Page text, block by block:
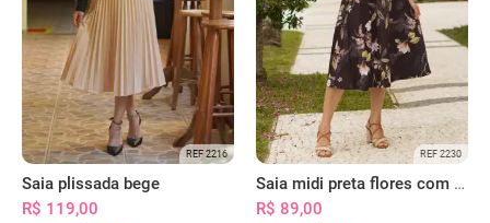
REF 2216
Saia plissada bege
R$ 119,00
REF 2230
Saia midi preta flores com bolsos
R$ 89,00